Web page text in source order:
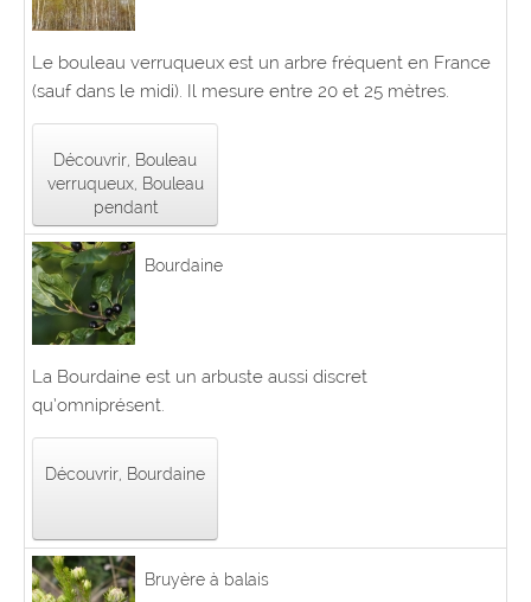
Le bouleau verruqueux est un arbre fréquent en France
(sauf dans le midi). Il mesure entre 20 et 25 mètres.
Découvrir, Bouleau
verruqueux, Bouleau
pendant
Bourdaine
La Bourdaine est un arbuste aussi discret
qu’omniprésent.
Découvrir, Bourdaine
Bruyère à balais